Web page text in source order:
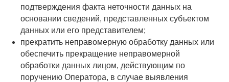
подтверждения факта неточности данных на
основании сведений, представленных субъектом
данных или его представителем;
прекратить неправомерную обработку данных или
обеспечить прекращение неправомерной
обработки данных лицом, действующим по
поручению Оператора, в случае выявления